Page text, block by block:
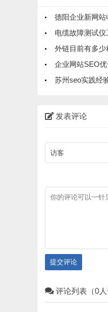
德阳企业新网
电缆故障测试
外链目前有多少
企业网站SEO
苏州seo实践经
发表评论
提交评论
评论列表（0人